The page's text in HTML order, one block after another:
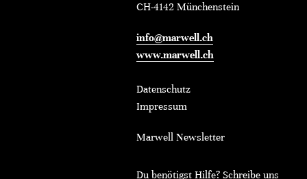
CH-4142 Münchenstein
info@marwell.ch
www.marwell.ch
Datenschutz
Impressum
Marwell Newsletter
Du benötigst Hilfe? Schreibe uns